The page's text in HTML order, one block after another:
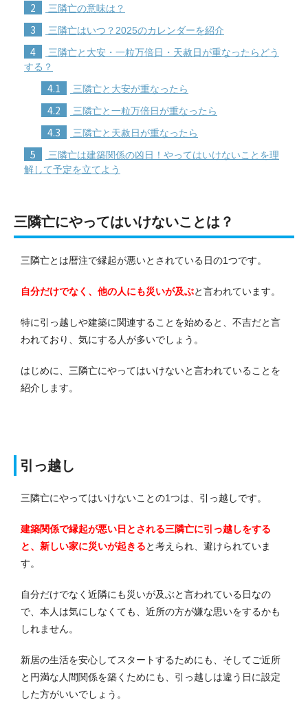
2 三隣亡の意味は？
3 三隣亡はいつ？2025のカレンダーを紹介
4
三隣亡と大安・一粒万倍日・天赦日が重なったらどう
する？
4.1 三隣亡と大安が重なったら
4.2 三隣亡と一粒万倍日が重なったら
4.3 三隣亡と天赦日が重なったら
5
三隣亡は建築関係の凶日！やってはいけないことを理
解して予定を立てよう
三隣亡にやってはいけないことは？
三隣亡とは暦注で縁起が悪いとされている日の1つです。
自分だけでなく、他の人にも災いが及ぶと言われています。
特に引っ越しや建築に関連することを始めると、不吉だと言
われており、気にする人が多いでしょう。
はじめに、三隣亡にやってはいけないと言われていることを
紹介します。
引っ越し
三隣亡にやってはいけないことの1つは、引っ越しです。
建築関係で縁起が悪い日とされる三隣亡に引っ越しをする
と、新しい家に災いが起きると考えられ、避けられていま
す。
自分だけでなく近隣にも災いが及ぶと言われている日なの
で、本人は気にしなくても、近所の方が嫌な思いをするかも
しれません。
新居の生活を安心してスタートするためにも、そしてご近所
と円満な人間関係を築くためにも、引っ越しは違う日に設定
した方がいいでしょう。